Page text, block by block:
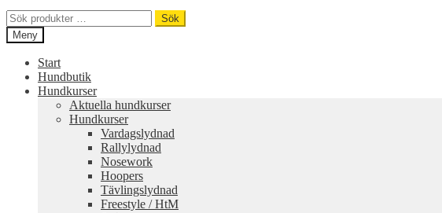
Sök
efter:
Sök
Meny
Start
Hundbutik
Hundkurser
Aktuella hundkurser
Hundkurser
Vardagslydnad
Rallylydnad
Nosework
Hoopers
Tävlingslydnad
Freestyle / HtM